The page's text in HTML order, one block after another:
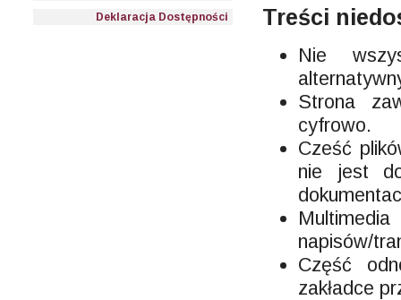
Deklaracja Dostępności
Treści
Nie
Strona
cyfrowo.
Cześć
nie jest
napisów/
Część
zakładce